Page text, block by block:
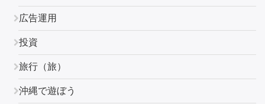
広告運用
投資
旅行（旅）
沖縄で遊ぼう